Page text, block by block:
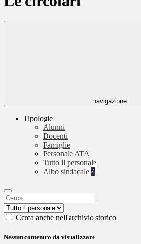
navigazione
Tipologie
Alunni
Docenti
Famiglie
Personale ATA
Tutto il personale
Albo sindacale 4
Cerca anche nell'archivio storico
Nessun contenuto da visualizzare